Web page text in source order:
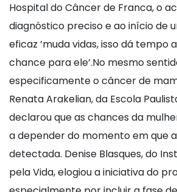
Hospital do Câncer de Franca, o
diagnóstico preciso e ao início de
eficaz ’muda vidas, isso dá tempo
chance para ele’.No mesmo
especificamente o câncer de
Renata Arakelian, da Escola
declarou que as chances da
a depender do momento em que
detectada. Denise Blasques, do
pela Vida, elogiou a iniciativa do